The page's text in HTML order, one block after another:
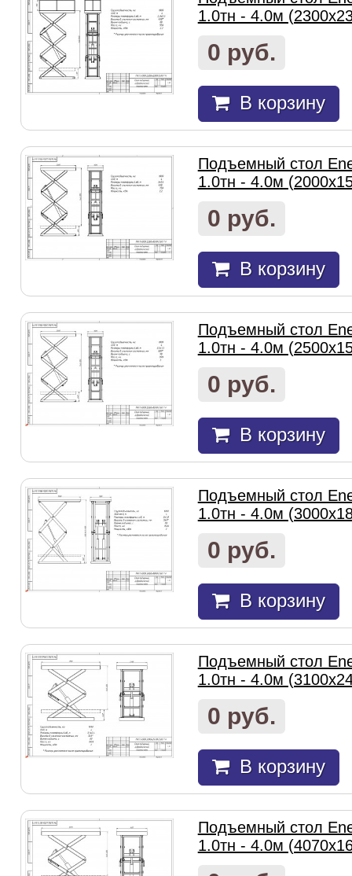
1.0тн - 4.0м
0 руб.
В корзину
Подъемный стол
1.0тн - 4.0м
0 руб.
В корзину
Подъемный стол
1.0тн - 4.0м
0 руб.
В корзину
Подъемный стол
1.0тн - 4.0м
0 руб.
В корзину
Подъемный стол
1.0тн - 4.0м
0 руб.
В корзину
Подъемный стол
1.0тн - 4.0м